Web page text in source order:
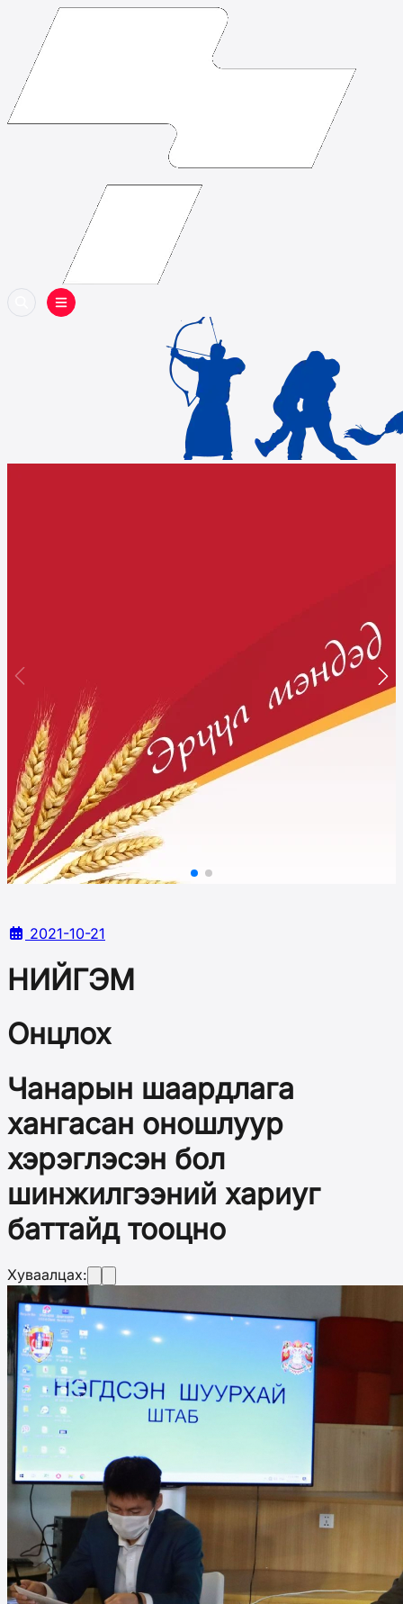
2021-10-21
НИЙГЭМ
Онцлох
Чанарын шаардлага
хангасан оношлуур
хэрэглэсэн бол
шинжилгээний хариуг
баттайд тооцно
Хуваалцах: